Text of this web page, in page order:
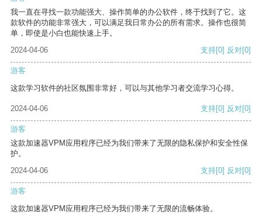
我一直在寻找一款功能强大、操作简单的办公软件，终于找到了它。这
款软件的功能非常强大，可以满足我日常办公的所有需求。操作也很简
单，即使是小白也能快速上手。
2024-04-06
支持[0] 反对[0]
游客
这款学习软件的社区氛围非常好，可以与其他学习者交流学习心得。
2024-04-06 支持[0] 反对[0]
游客
这款加速器VPM应用程序已经为我们带来了无限的隐私保护和安全性保
护。
2024-04-06
支持[0] 反对[0]
游客
这款加速器VPM应用程序已经为我们带来了无限的流畅体验。